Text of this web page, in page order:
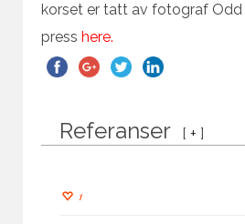
korset er tatt av fotograf Odd
press here.
Referanser [ + ]
1